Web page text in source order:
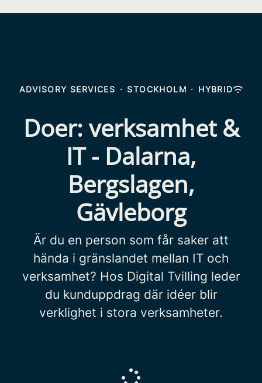
ADVISORY SERVICES · STOCKHOLM · HYBRID
Doer: verksamhet &
IT - Dalarna,
Bergslagen,
Gävleborg
Är du en person som får saker att
hända i gränslandet mellan IT och
verksamhet? Hos Digital Tvilling leder
du kunduppdrag där idéer blir
verklighet i stora verksamheter.